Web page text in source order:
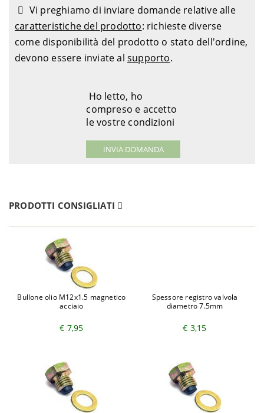
Vi preghiamo di inviare domande relative alle
caratteristiche del prodotto: richieste diverse
come disponibilità del prodotto o stato dell'ordine,
devono essere inviate al supporto.
Ho letto, ho
compreso e accetto
le vostre condizioni
PRODOTTI CONSIGLIATI
Bullone olio M12x1.5 magnetico
acciaio
€ 7,95
Spessore registro valvola
diametro 7.5mm
€ 3,15